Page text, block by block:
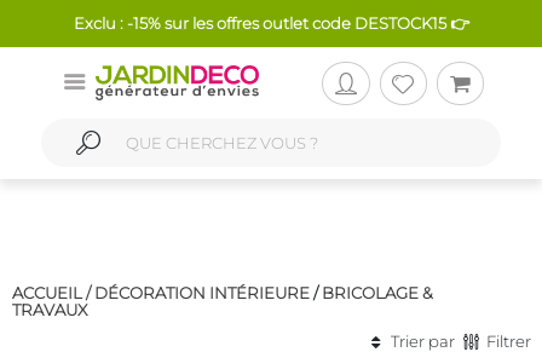
Exclu : -15% sur les offres outlet code DESTOCK15 👉
ACCUEIL / DÉCORATION INTÉRIEURE/BRICOLAGE &
TRAVAUX
Trier par
Filtrer